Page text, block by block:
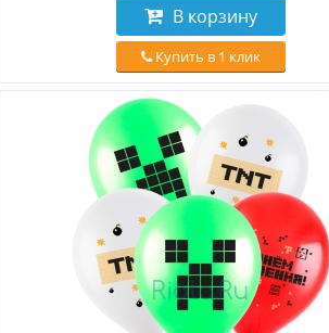
В корзину
Купить в 1 клик